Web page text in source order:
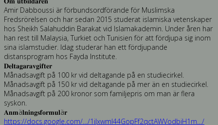
Amir Dabboussi är förbundsordförande för Muslimska
Fredsrörelsen och har sedan 2015 studerat islamiska vetenskaper
hos Sheikh Salahuddin Barakat vid Islamakademin. Under åren har
han rest till Malaysia, Turkiet och Tunisien för att fördjupa sig inom
sina islamstudier. Idag studerar han ett fördjupande
distansprogram hos Fayda Institute.
𝐃𝐞𝐥𝐭𝐚𝐠𝐚𝐫𝐚𝐯𝐠𝐢𝐟𝐭𝐞𝐫
Månadsavgift på 100 kr vid deltagande på en studiecirkel.
Månadsavgift på 150 kr vid deltagande på mer än en studiecirkel.
Månadsavgift på 200 kronor som familjepris om man är flera
syskon.
𝐀𝐧𝐦ä𝐥𝐧𝐢𝐧𝐠𝐬𝐟𝐨𝐫𝐦𝐮𝐥ä𝐫
https://docs.google.com/…/1jJxwml44GopFf2qctAWVodbiH1m…/